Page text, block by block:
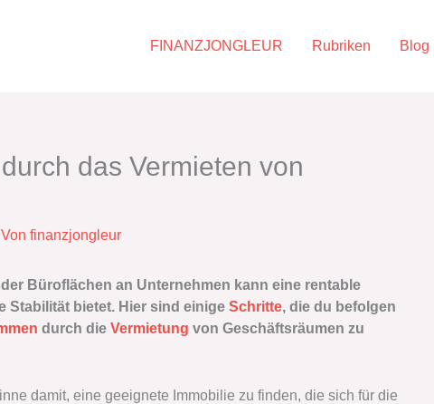
FINANZJONGLEUR Rubriken Blog
das Vermieten von
finanzjongleur
Büroflächen an Unternehmen kann eine rentable
Stabilität bietet. Hier sind einige Schritte, die du befolgen
durch die Vermietung von Geschäftsräumen zu
damit, eine geeignete Immobilie zu finden, die sich für die